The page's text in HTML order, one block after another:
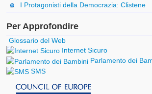
I Protagonisti della Democrazia: Clistene
Per Approfondire
Glossario del Web
Internet Sicuro
Parlamento dei
SMS